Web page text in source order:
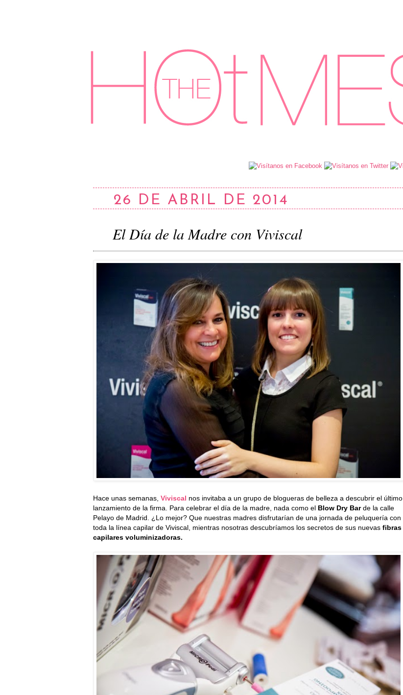
26 DE ABRIL DE 2014
El Día de la Madre con Viviscal
Hace unas semanas, Viviscal nos invitaba a un grupo de blogueras de belleza a descubrir el último
lanzamiento de la firma. Para celebrar el día de la madre, nada como el Blow Dry Barde la calle
Pelayo de Madrid. ¿Lo mejor? Que nuestras madres disfrutarían de una jornada de peluquería con
toda la línea capilar de Viviscal, mientras nosotras descubríamos los secretos de sus nuevas fibras
capilares voluminizadoras.